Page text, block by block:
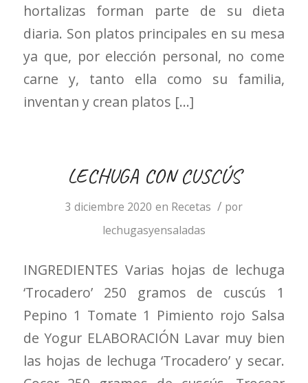
hortalizas forman parte de su dieta
diaria. Son platos principales en su mesa
ya que, por elección personal, no come
carne y, tanto ella como su familia,
inventan y crean platos […]
LECHUGA CON CUSCÚS
3 diciembre 2020 en Recetas / por
lechugasyensaladas
INGREDIENTES Varias hojas de lechuga
‘Trocadero’ 250 gramos de cuscús 1
Pepino 1 Tomate 1 Pimiento rojo Salsa
de Yogur ELABORACIÓN Lavar muy bien
las hojas de lechuga ‘Trocadero’ y secar.